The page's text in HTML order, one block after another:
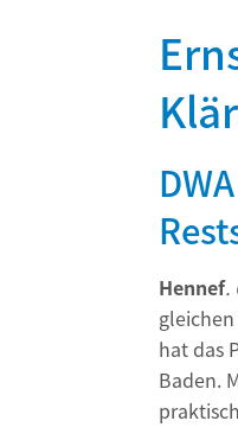
Hennef.
hat das
Baden.